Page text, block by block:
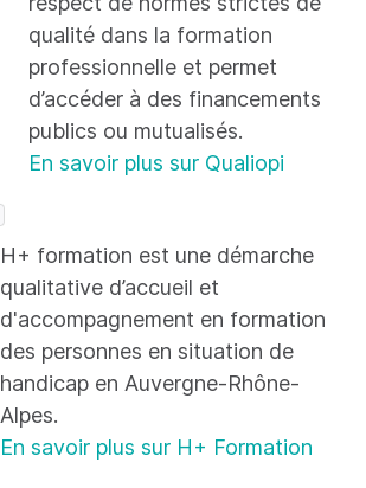
qualité dans la formation
professionnelle et permet
d’accéder à des financements
publics ou mutualisés.
En savoir plus sur Qualiopi
H+ formation est une démarche
qualitative d’accueil et
d'accompagnement en formation
des personnes en situation de
handicap en Auvergne-Rhône-
Alpes.
En savoir plus sur H+ Formation